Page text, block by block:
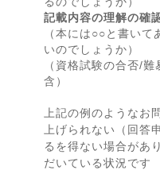
記載内容の理解の確
（本には○○と書い
いのでしょうか）
（資格試験の合否/
含）
上記の例のようなお
上げられない（回答
るを得ない場合があ
だいている状況です